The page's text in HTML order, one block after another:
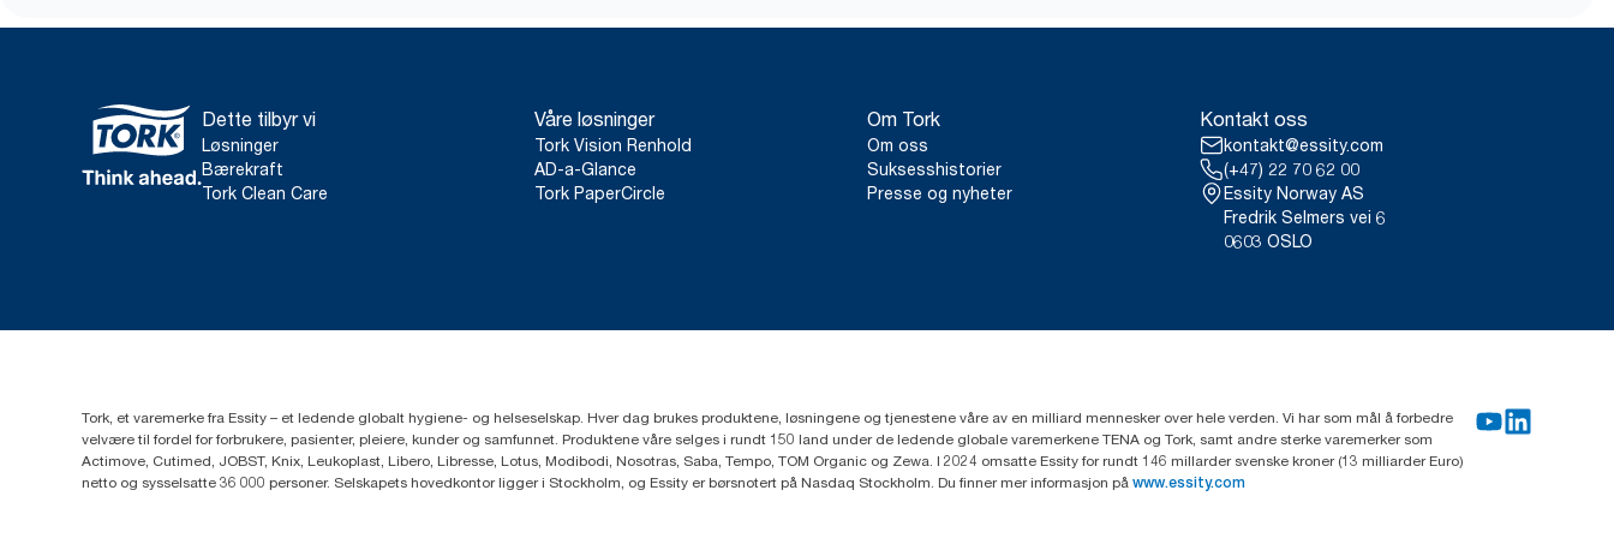
forbruksdata. Ettersom disse dataene gir et gjennomsnitt per system, er de ikke ment å brukes i
bærekraftsrapportering for spesifikke varer og spesifikt forbruk.
Dette tilbyr vi
Løsninger
Bærekraft
Tork Clean Care
Våre løsninger
Tork Vision Renhold
AD-a-Glance
Tork PaperCircle
Om Tork
Om oss
Suksesshistorier
Presse og nyheter
Kontakt oss
kontakt@essity.com
(+47) 22 70 62 00
Essity Norway AS
Fredrik Selmers vei 6
0603 OSLO
Tork, et varemerke fra Essity – et ledende globalt hygiene- og helseselskap. Hver dag brukes produktene, løsningene og tjenestene våre av en milliard mennesker over hele verden. Vi har som mål å forbedre
velvære til fordel for forbrukere, pasienter, pleiere, kunder og samfunnet. Produktene våre selges i rundt 150 land under de ledende globale varemerkene TENA og Tork, samt andre sterke varemerker som
Actimove, Cutimed, JOBST, Knix, Leukoplast, Libero, Libresse, Lotus, Modibodi, Nosotras, Saba, Tempo, TOM Organic og Zewa. I 2024 omsatte Essity for rundt 146 millarder svenske kroner (13 milliarder Euro)
netto og sysselsatte 36 000 personer. Selskapets hovedkontor ligger i Stockholm, og Essity er børsnotert på Nasdaq Stockholm. Du finner mer informasjon på www.essity.com